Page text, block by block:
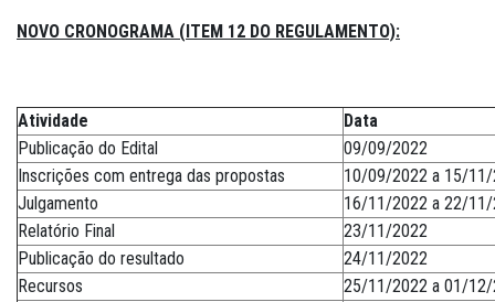
NOVO CRONOGRAMA (ITEM 12 DO REGULAMENTO):
Atividade
Data
Publicação do Edital
09/09/2022
Inscrições com entrega das propostas
10/09/2022 a 15/
Julgamento
16/11/2022 a 22/
Relatório Final
23/11/2022
Publicação do resultado
24/11/2022
Recursos
25/11/2022 a 01/